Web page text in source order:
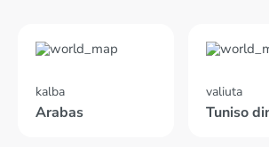
kalba
Arabas
valiuta
Tuniso